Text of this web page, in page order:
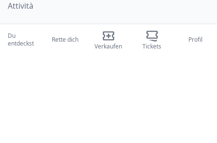
Attività
Über uns
Du
entdeckst
Rette dich
Verkaufen
Tickets
Profil